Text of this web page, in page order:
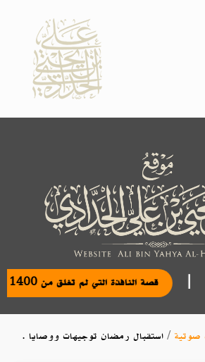
قصة النافذة التي لم تغلق من 1400 عام: خيال لا حقيقة |
/ استقبال رمضان توجيهات ووصايا .